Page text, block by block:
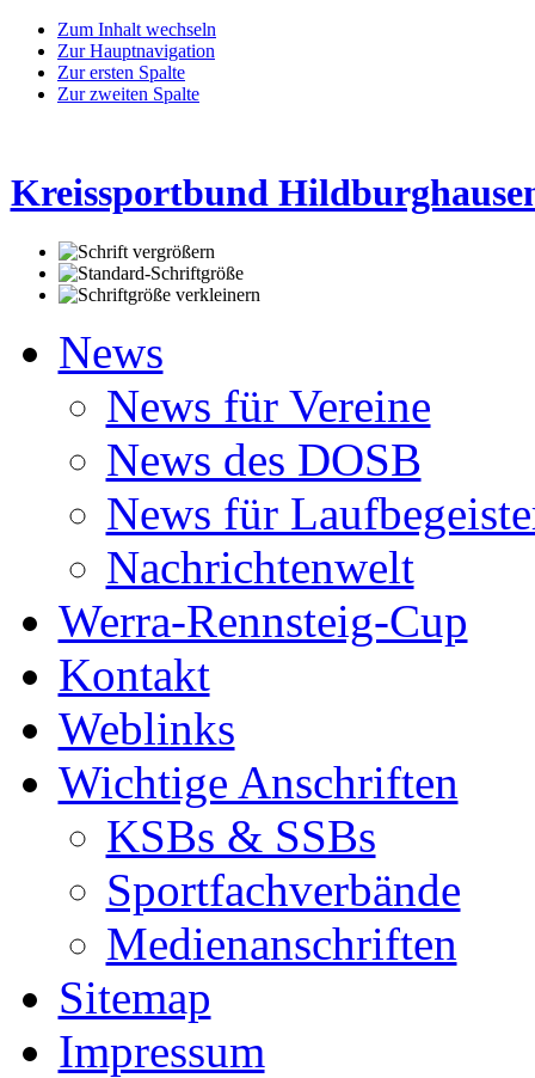
Zum Inhalt wechseln
Zur Hauptnavigation
Zur ersten Spalte
Zur zweiten Spalte
Kreissportbund
News
News für Vereine
News des DOSB
News für
Nachrichtenwelt
Werra-Rennsteig-Cup
Kontakt
Weblinks
Wichtige Anschriften
KSBs & SSBs
Sportfachverbände
Medienanschriften
Sitemap
Impressum